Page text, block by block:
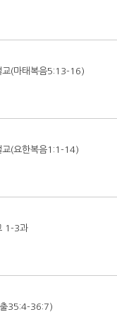
(마태복음5:13-16)
(요한복음1:1-14)
1-3과
출35:4-36:7)